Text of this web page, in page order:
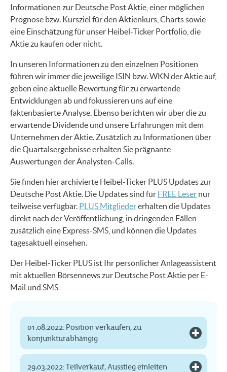
Informationen zur Deutsche Post Aktie, einer möglichen
Prognose bzw. Kursziel für den Aktienkurs, Charts sowie
eine Einschätzung für unser Heibel-Ticker Portfolio, die
Aktie zu kaufen oder nicht.
In unseren Informationen zu den einzelnen Positionen
führen wir immer die jeweilige ISIN bzw. WKN der Aktie auf,
geben eine aktuelle Bewertung für zu erwartende
Entwicklungen ab und fokussieren uns auf eine
faktenbasierte Analyse. Ebenso berichten wir über die zu
erwartende Dividende und unsere Erfahrungen mit dem
Unternehmen der Aktie. Zusätzlich zu Informationen über
die Quartalsergebnisse erhalten Sie prägnante
Auswertungen der Analysten-Calls.
Sie finden hier archivierte Heibel-Ticker PLUS Updates zur
Deutsche Post Aktie. Die Updates sind für FREE Leser nur
teilweise verfügbar. PLUS Mitgliedererhalten die Updates
direkt nach der Veröffentlichung, in dringenden Fällen
zusätzlich eine Express-SMS, und können die Updates
tagesaktuell einsehen.
Der Heibel-Ticker PLUS ist Ihr persönlicher Anlageassistent
mit aktuellen Börsennews zur Deutsche Post Aktie per E-
Mail und SMS
01.08.2022: Position verkaufen, zu
konjunkturabhängig
29.03.2022: Teilverkauf, Ausstieg einleiten